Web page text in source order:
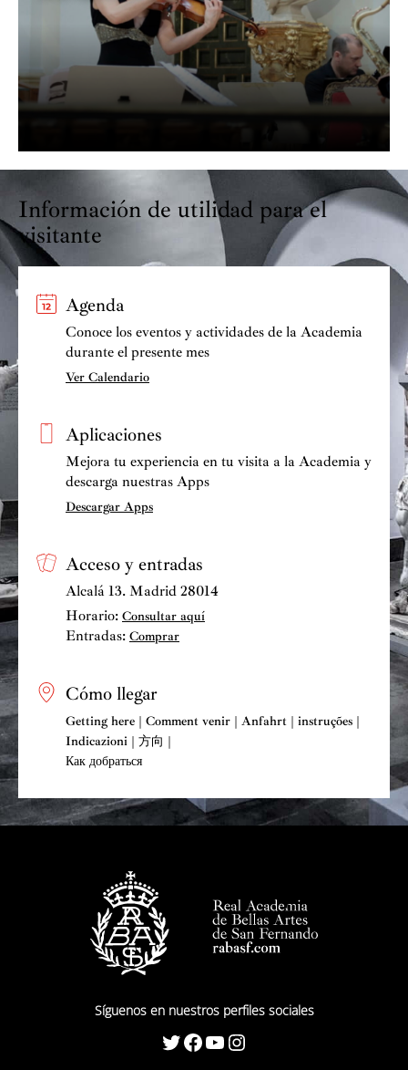
Información de utilidad para el
visitante
Agenda
Conoce los eventos y actividades de la Academia
durante el presente mes
Ver Calendario
Aplicaciones
Mejora tu experiencia en tu visita a la Academia y
descarga nuestras Apps
Descargar Apps
Acceso y entradas
Alcalá 13. Madrid 28014
Horario: Consultar aquí
Entradas: Comprar
Cómo llegar
Getting here | Comment venir | Anfahrt | instruções |
Indicazioni | 方向 |
Как добраться
Síguenos en nuestros perfiles sociales
Twitter Facebook YouTube Instagram